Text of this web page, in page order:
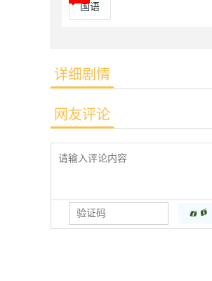
国语
详细剧情
网友评论